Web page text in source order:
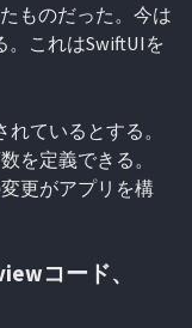
ものだった。今は
。これはSwiftUIを
ているとする。
を定義できる。
更がアプリを構
コード、